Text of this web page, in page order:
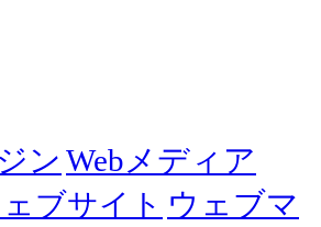
ン Webメディア
ブサイト ウェブマ